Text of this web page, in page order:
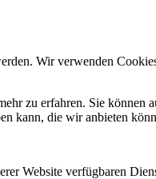
Wir verwenden
zu erfahren. Sie
kann, die wir anbieten
Website verfügbaren